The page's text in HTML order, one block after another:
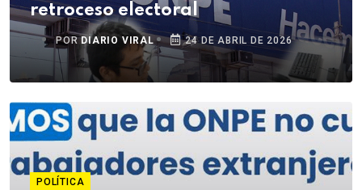
retroceso electoral
PORDIARIO VIRAL 24 DE ABRIL DE 2026
POLÍTICA